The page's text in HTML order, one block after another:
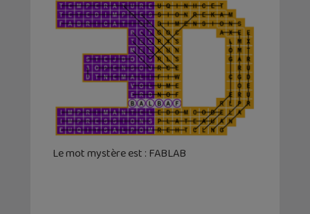
Le mot mystère est : FABLAB